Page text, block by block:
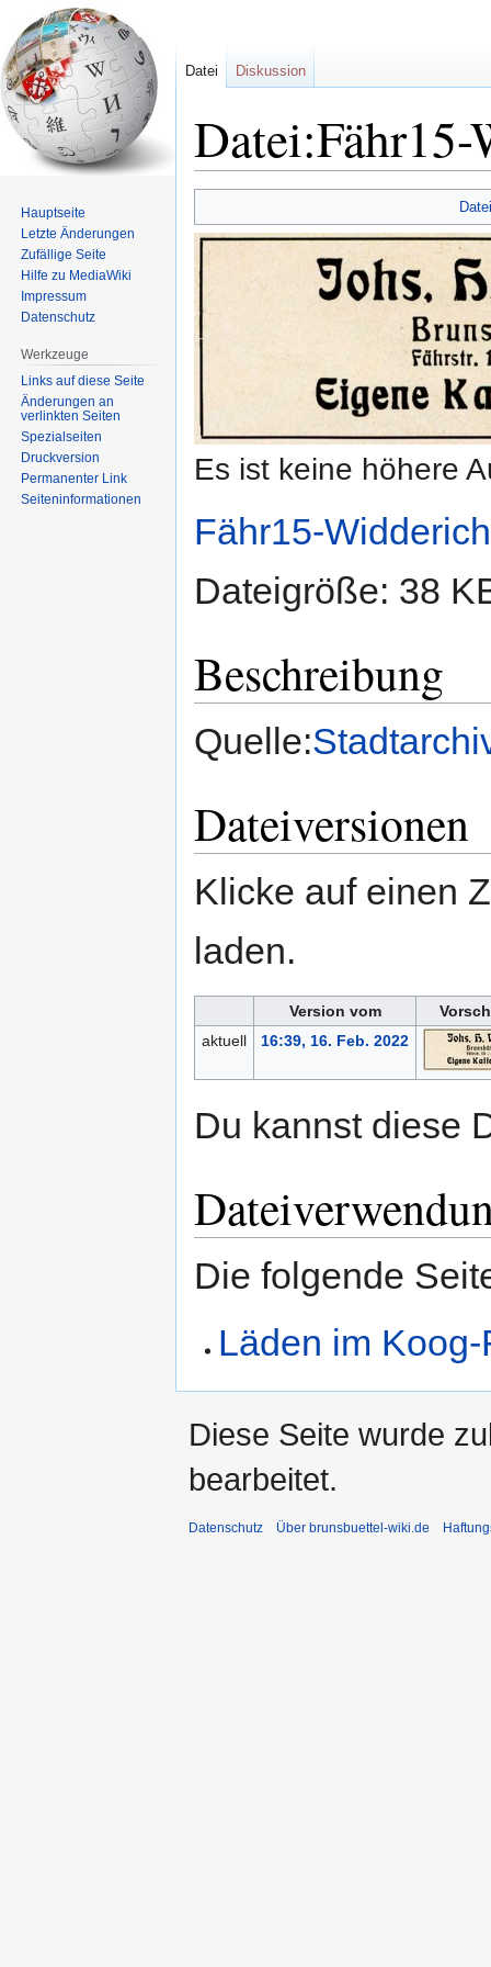
Navigation
springen
Suche
springen
Es ist keine höhere
Fähr15-
Dateigröße: 38
Beschreibung
Quelle:
Dateiversionen
Klicke auf einen
laden.
Version vom
aktuell
16:39, 16. Feb. 2022
Du kannst diese
Die folgende
Läden im
Datei Diskussion
Hauptseite
Letzte Änderungen
Zufällige Seite
Hilfe zu MediaWiki
Impressum
Datenschutz
Werkzeuge
Links auf diese Seite
Änderungen an
verlinkten Seiten
Spezialseiten
Druckversion
Permanenter Link
Seiten­informationen
Diese Seite wurde
bearbeitet.
Datenschutz Über brunsbuettel-wiki.de